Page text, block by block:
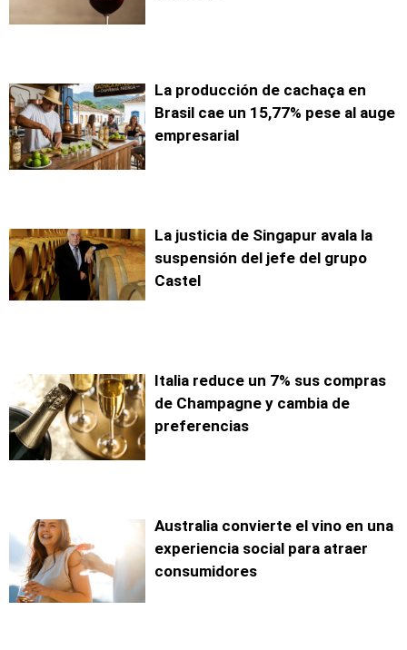
La producción de cachaça en
Brasil cae un 15,77% pese al auge
empresarial
La justicia de Singapur avala la
suspensión del jefe del grupo
Castel
Italia reduce un 7% sus compras
de Champagne y cambia de
preferencias
Australia convierte el vino en una
experiencia social para atraer
consumidores